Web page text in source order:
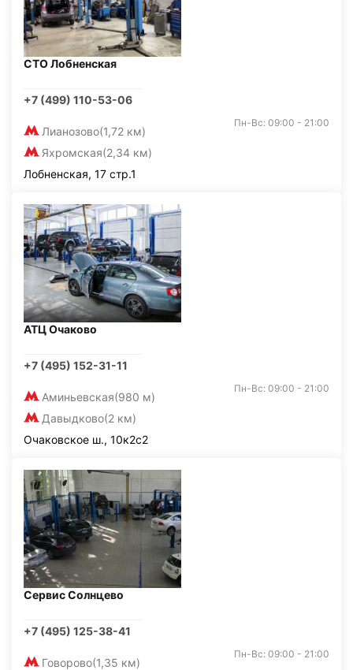
СТО Лобненская
+7 (499) 110-53-06
Лианозово(1,72 км)
Яхромская(2,34 км)
Пн-Вс: 09:00 - 21:00
Лобненская, 17 стр.1
АТЦ Очаково
+7 (495) 152-31-11
Аминьевская(980 м)
Давыдково(2 км)
Пн-Вс: 09:00 - 21:00
Очаковское ш., 10к2с2
Сервис Солнцево
+7 (495) 125-38-41
Говорово(1,35 км)
Пн-Вс: 09:00 - 21:00